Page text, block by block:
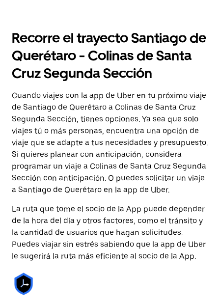
Recorre el trayecto Santiago de
Querétaro - Colinas de Santa
Cruz Segunda Sección
Cuando viajes con la app de Uber en tu próximo viaje
de Santiago de Querétaro a Colinas de Santa Cruz
Segunda Sección, tienes opciones. Ya sea que solo
viajes tú o más personas, encuentra una opción de
viaje que se adapte a tus necesidades y presupuesto.
Si quieres planear con anticipación, considera
programar un viaje a Colinas de Santa Cruz Segunda
Sección con anticipación. O puedes solicitar un viaje
a Santiago de Querétaro en la app de Uber.
La ruta que tome el socio de la App puede depender
de la hora del día y otros factores, como el tránsito y
la cantidad de usuarios que hagan solicitudes.
Puedes viajar sin estrés sabiendo que la app de Uber
le sugerirá la ruta más eficiente al socio de la App.